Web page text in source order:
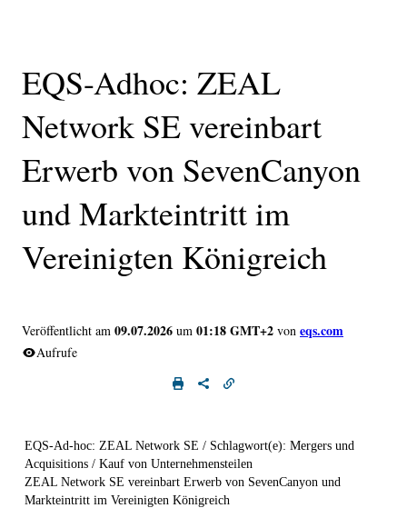
EQS-Adhoc: ZEAL
Network SE vereinbart
Erwerb von SevenCanyon
und Markteintritt im
Vereinigten Königreich
Veröffentlicht am 09.07.2026 um 01:18 GMT+2 von eqs.com
Aufrufe
EQS-Ad-hoc: ZEAL Network SE / Schlagwort(e): Mergers und
Acquisitions / Kauf von Unternehmensteilen
ZEAL Network SE vereinbart Erwerb von SevenCanyon und
Markteintritt im Vereinigten Königreich